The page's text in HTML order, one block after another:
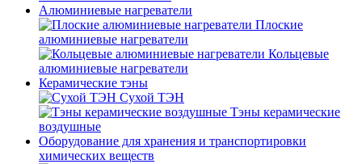
Алюминиевые нагреватели
Плоские
алюминиевые нагреватели
Кольцевые
алюминиевые нагреватели
Керамические тэны
Сухой ТЭН
Тэны керамические
воздушные
Оборудование для хранения и транспортировки
химических веществ